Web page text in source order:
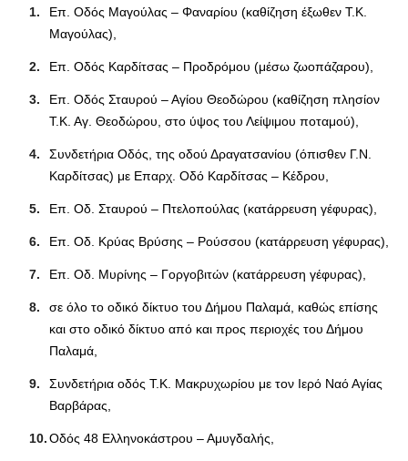
Επ. Οδός Μαγούλας – Φαναρίου (καθίζηση έξωθεν Τ.Κ.
Μαγούλας),
Επ. Οδός Καρδίτσας – Προδρόμου (μέσω ζωοπάζαρου),
Επ. Οδός Σταυρού – Αγίου Θεοδώρου (καθίζηση πλησίον
Τ.Κ. Αγ. Θεοδώρου, στο ύψος του Λείψιμου ποταμού),
Συνδετήρια Οδός, της οδού Δραγατσανίου (όπισθεν Γ.Ν.
Καρδίτσας) με Επαρχ. Οδό Καρδίτσας – Κέδρου,
Επ. Οδ. Σταυρού – Πτελοπούλας (κατάρρευση γέφυρας),
Επ. Οδ. Κρύας Βρύσης – Ρούσσου (κατάρρευση γέφυρας),
Επ. Οδ. Μυρίνης – Γοργοβιτών (κατάρρευση γέφυρας),
σε όλο το οδικό δίκτυο του Δήμου Παλαμά, καθώς επίσης
και στο οδικό δίκτυο από και προς περιοχές του Δήμου
Παλαμά,
Συνδετήρια οδός Τ.Κ. Μακρυχωρίου με τον Ιερό Ναό Αγίας
Βαρβάρας,
Οδός 48 Ελληνοκάστρου – Αμυγδαλής,